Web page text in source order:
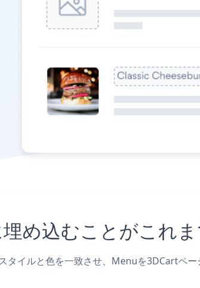
込むことがこれ
イルと色を一致させ、Menuを3DCartペ